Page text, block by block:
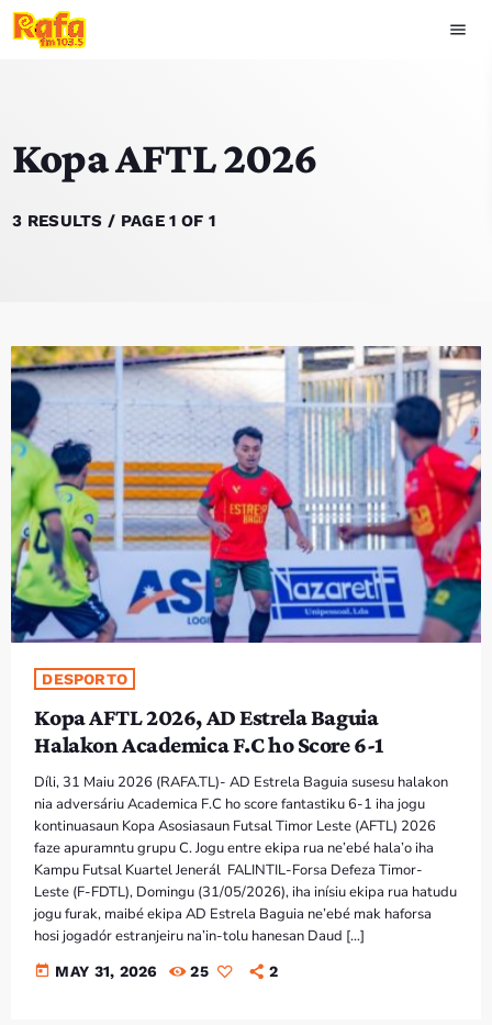
menu
play_arrow OUVIR RAFA
EKIPA
TOP 15
PODCAST SIRA
PROGRAMA SIRA
VÍDEO SIRA
EVENTU SIRA
KONTAKTU SIRA
TÉTUM
TÉTUM
PORTUGUÊS
PRÓXIMOS PROGRAMAS
Bom dia RAFA
7:00 AM - 10:00 AM
Kopa AFTL 2026
3 RESULTS / PAGE 1 OF 1
DESPORTO
Kopa AFTL 2026, AD Estrela Baguia
Halakon Academica F.C ho Score 6-1
Díli, 31 Maiu 2026 (RAFA.TL)- AD Estrela Baguia susesu halakon
nia adversáriu Academica F.C ho score fantastiku 6-1 iha jogu
kontinuasaun Kopa Asosiasaun Futsal Timor Leste (AFTL) 2026
faze apuramntu grupu C. Jogu entre ekipa rua ne’ebé hala’o iha
Kampu Futsal Kuartel Jenerál FALINTIL-Forsa Defeza Timor-
Leste (F-FDTL), Domingu (31/05/2026), iha inísiu ekipa rua hatudu
jogu furak, maibé ekipa AD Estrela Baguia ne’ebé mak haforsa
hosi jogadór estranjeiru na’in-tolu hanesan Daud […]
today MAY 31, 2026 25 2